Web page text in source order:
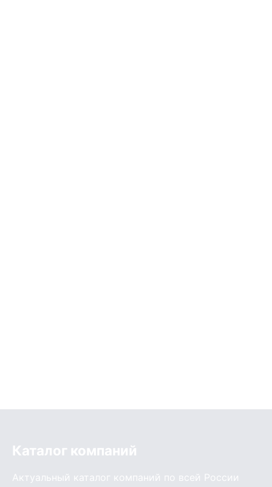
Каталог компаний
Актуальный каталог компаний по всей России